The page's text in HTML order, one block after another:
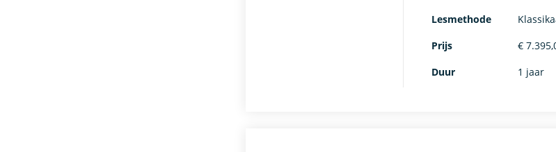
Lesmethode
Prijs
€
Duur
1 jaar